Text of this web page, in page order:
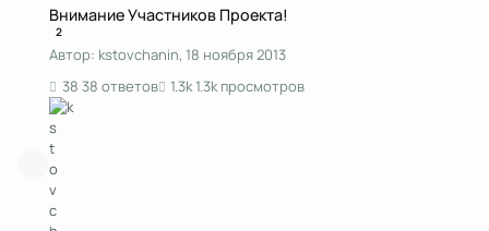
Внимание Участников Проекта!
2
Автор: kstоvchanin, 18 ноября 2013
38 ответов
1.3k просмотров